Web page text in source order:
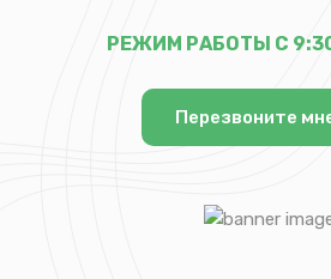
РЕЖИМ РАБОТЫ С
Перезвоните